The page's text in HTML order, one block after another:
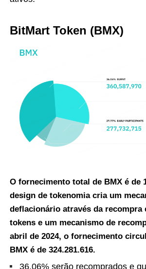
BitMart Token (BMX)
O fornecimento total de BMX é de
design de tokenomia cria um
deflacionário através da recompra
tokens e um mecanismo de
abril de 2024, o fornecimento
BMX é de 324.281.616.
36,06% serão recomprados e